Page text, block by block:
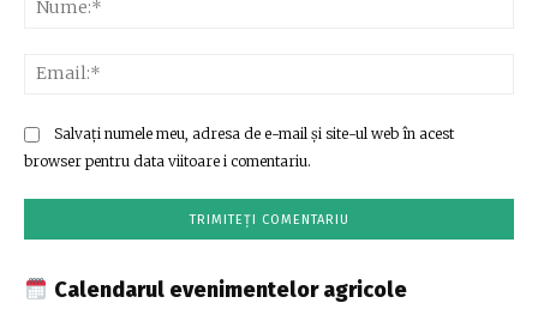
Salvați numele meu, adresa de e-mail și site-ul web în acest
browser pentru data viitoare i comentariu.
Calendarul evenimentelor agricole